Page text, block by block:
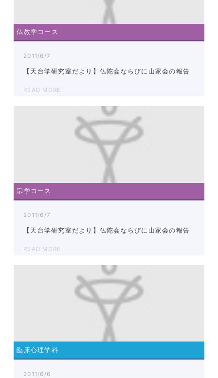
仏教学コース
2011/6/7
【天台学研究室だより】仏陀会ならびに山家会の報告
READ MORE
宗学コース
2011/6/7
【天台学研究室だより】仏陀会ならびに山家会の報告
READ MORE
臨床心理学科
2011/6/6